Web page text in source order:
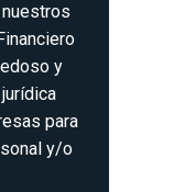
y
para
y/o